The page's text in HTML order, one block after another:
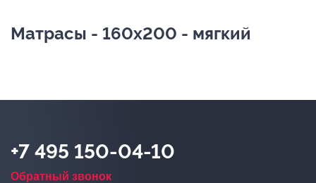
Матрасы - 160х200 - мягкий
+7 495 150-04-10
Обратный звонок